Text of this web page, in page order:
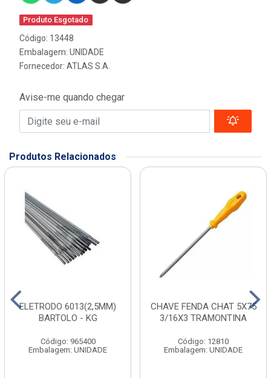
Produto Esgotado
Código: 13448
Embalagem: UNIDADE
Fornecedor: ATLAS S.A.
Avise-me quando chegar
Produtos Relacionados
ELETRODO 6013(2,5MM)
BARTOLO - KG
Código: 965400
Embalagem: UNIDADE
CHAVE FENDA CHAT 5X75
3/16X3 TRAMONTINA
Código: 12810
Embalagem: UNIDADE